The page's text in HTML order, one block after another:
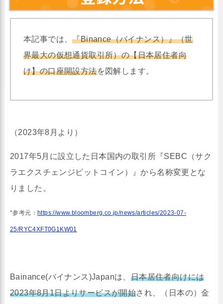
本記事では、『Binance（バイナンス）』（世
界最大の仮想通貨取引所）の【日本居住者向
け】の口座開設方法を図解します。
（2023年8月より）
2017年5月に設立した日本国内の取引所『SEBC（サク
ラエクスチェンジビットコイン）』から名称変更とな
りました。
*参考元： https://www.bloomberg.co.jp/news/articles/2023-07-
25/RYC4XFT0G1KW01
Bainance(バイナンス)Japanは、 日本居住者向けには
2023年8月1日よりサービスが開始され、（日本の）金